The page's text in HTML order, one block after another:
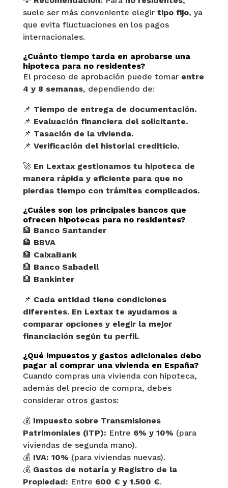
suele ser más conveniente elegir tipo fijo, ya
que evita fluctuaciones en los pagos
internacionales.
¿Cuánto tiempo tarda en aprobarse una
hipoteca para no residentes?
El proceso de aprobación puede tomar entre
4 y 8 semanas, dependiendo de:
📌 Tiempo de entrega de documentación.
📌 Evaluación financiera del solicitante.
📌 Tasación de la vivienda.
📌 Verificación del historial crediticio.
🚀 En Lextax gestionamos tu hipoteca de
manera rápida y eficiente para que no
pierdas tiempo con trámites complicados.
¿Cuáles son los principales bancos que
ofrecen hipotecas para no residentes?
🏦 Banco Santander
🏦 BBVA
🏦 CaixaBank
🏦 Banco Sabadell
🏦 Bankinter
📌 Cada entidad tiene condiciones
diferentes. En Lextax te ayudamos a
comparar opciones y elegir la mejor
financiación según tu perfil.
¿Qué impuestos y gastos adicionales debo
pagar al comprar una vivienda en España?
Cuando compras una vivienda con hipoteca,
además del precio de compra, debes
considerar otros gastos:
💰 Impuesto sobre Transmisiones
Patrimoniales (ITP): Entre 6% y 10% (para
viviendas de segunda mano).
💰 IVA: 10% (para viviendas nuevas).
💰 Gastos de notaría y Registro de la
Propiedad: Entre 600 € y 1.500 €.